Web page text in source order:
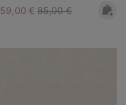
Sale price:
59,00 € Regular price:
85,00 €